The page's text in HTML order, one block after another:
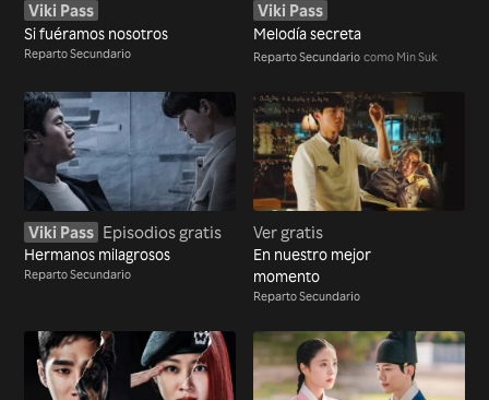
Viki Pass
Si fuéramos nosotros
Reparto Secundario
Viki Pass
Melodía secreta
Reparto Secundario como Min Suk
Viki Pass Episodios gratis
Hermanos milagrosos
Reparto Secundario
Ver gratis
En nuestro mejor
momento
Reparto Secundario